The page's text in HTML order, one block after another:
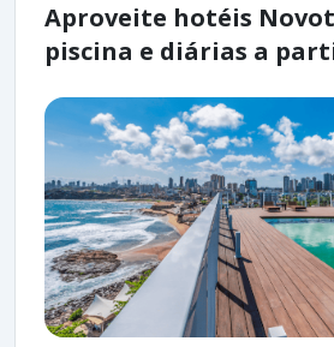
Aproveite hotéis
piscina e diárias a